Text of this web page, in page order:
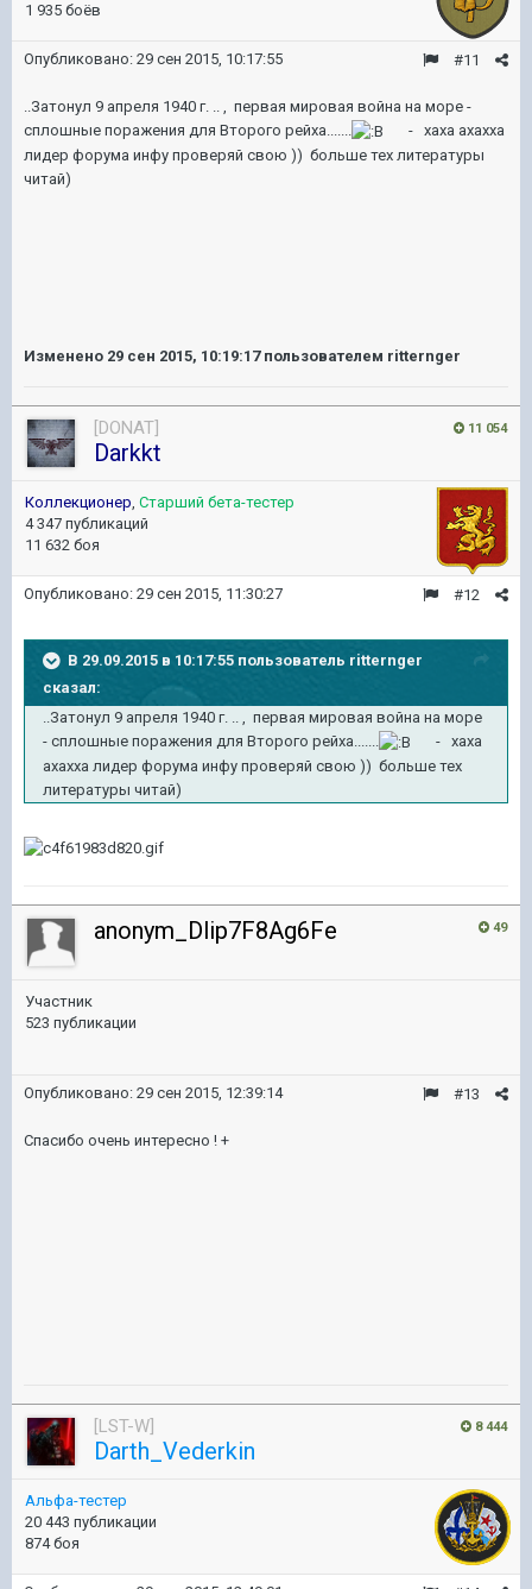
1 935 боёв
#11
Опубликовано: 29 сен 2015, 10:17:55
..Затонул 9 апреля 1940 г. .. , первая мировая война на море -
сплошные поражения для Второго рейха.......
- хаха ахахха
лидер форума инфу проверяй свою )) больше тех литературы
читай)
Изменено 29 сен 2015, 10:19:17пользователем ritternger
11 054
[DONAT]
Darkkt
Коллекционер, Старший бета-тестер
4 347 публикаций
11 632 боя
#12
Опубликовано: 29 сен 2015, 11:30:27
В 29.09.2015 в 10:17:55 пользователь ritternger
сказал:
..Затонул 9 апреля 1940 г. .. , первая мировая война на море
- сплошные поражения для Второго рейха.......
- хаха
ахахха лидер форума инфу проверяй свою )) больше тех
литературы читай)
49
anonym_Dlip7F8Ag6Fe
Участник
523 публикации
#13
Опубликовано: 29 сен 2015, 12:39:14
Спасибо очень интересно ! +
8 444
[LST-W]
Darth_Vederkin
Альфа-тестер
20 443 публикации
874 боя